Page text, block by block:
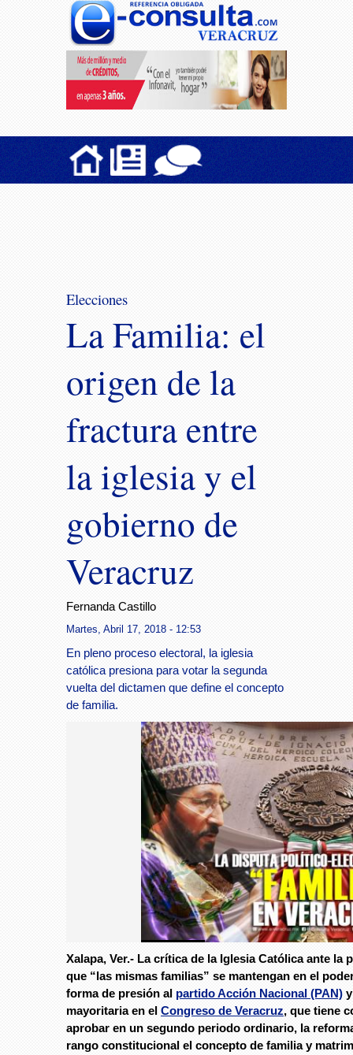
Elecciones
La Familia: el
origen de la
fractura entre
la iglesia y el
gobierno de
Veracruz
Fernanda Castillo
Martes, Abril 17, 2018 - 12:53
En pleno proceso electoral, la iglesia
católica presiona para votar la segunda
vuelta del dictamen que define el concepto
de familia.
Foto: Especial
Xalapa, Ver.- La crítica de la Iglesia Católica ante la
que “las mismas familias” se mantengan en el
forma de presión al partido Acción Nacional (PAN)
mayoritaria en el Congreso de Veracruz, que tiene
aprobar en un segundo periodo ordinario, la
rango constitucional el concepto de familia y